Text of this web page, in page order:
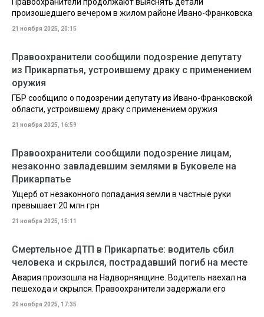
произошедшего вечером в жилом районе Ивано-Франковска
21 ноября 2025, 20:15
Правоохранители сообщили подозрение депутату
из Прикарпатья, устроившему драку с применением
оружия
ГБР сообщило о подозрении депутату из Ивано-Франковской
области, устроившему драку с применением оружия
21 ноября 2025, 16:59
Правоохранители сообщили подозрение лицам,
незаконно завладевшим землями в Буковеле на
Прикарпатье
Ущерб от незаконного попадания земли в частные руки
превышает 20 млн грн
21 ноября 2025, 15:11
Смертельное ДТП в Прикарпатье: водитель сбил
человека и скрылся, пострадавший погиб на месте
Авария произошла на Надворнянщине. Водитель наехал на
пешехода и скрылся. Правоохранители задержали его
20 ноября 2025, 17:35